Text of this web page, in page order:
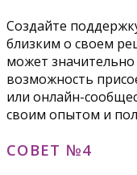
Создайте
близким о своем
может значительно
возможность
или онлайн-
своим опытом и
СОВЕТ №4